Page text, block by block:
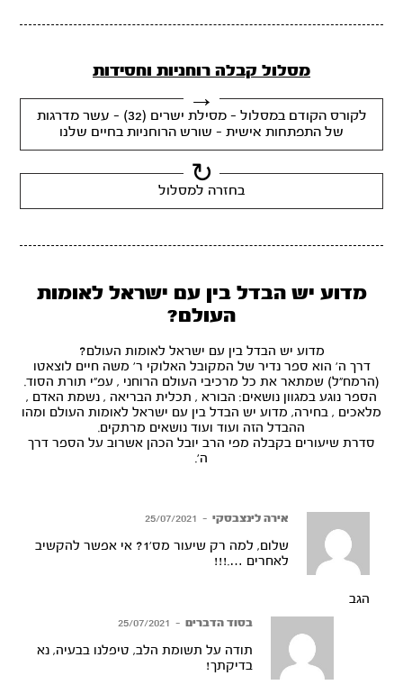
מסלול קבלה רוחניות וחסידות
לקורס הקודם במסלול - מסילת ישרים (32) - עשר מדרגות
של התפתחות אישית - שורש הרוחניות בחיים שלנו
בחזרה למסלול
מדוע יש הבדל בין עם ישראל לאומות
העולם?
מדוע יש הבדל בין עם ישראל לאומות העולם?
דרך ה' הוא ספר נדיר של המקובל האלוקי ר' משה חיים לוצאטו
(הרמח"ל) שמתאר את כל מרכיבי העולם הרוחני , עפ"י תורת הסוד.
הספר נוגע במגוון נושאים: הבורא , תכלית הבריאה , נשמת האדם ,
מלאכים , בחירה, מדוע יש הבדל בין עם ישראל לאומות העולם ומהו
ההבדל הזה ועוד ועוד נושאים מרתקים.
סדרת שיעורים בקבלה מפי הרב יובל הכהן אשרוב על הספר דרך
ה'.
אירה לינצבסקי –
25/07/2021
שלום, למה רק שיעור מס’1? אי אפשר להקשיב
לאחרים ….!!!
הגב
בסוד הדברים –
25/07/2021
תודה על תשומת הלב, טיפלנו בבעיה, נא
בדיקתך!